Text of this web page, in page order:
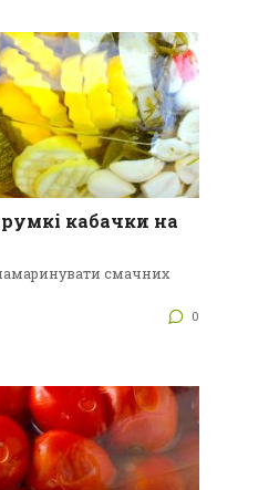
кабачки на
смачних
0